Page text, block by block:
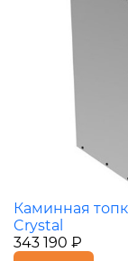
Каминная
Crystal
343 190 ₽